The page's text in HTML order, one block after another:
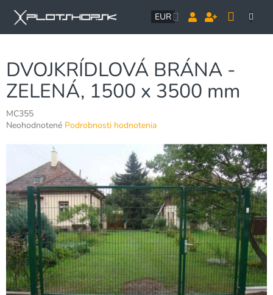
obsah
EUR
DVOJKRÍDLOVÁ BRÁNA -
ZELENÁ, 1500 x 3500 mm
MC355
Priemerné
z
5
hviezdičiek.
Neohodnotené Podrobnosti hodnotenia